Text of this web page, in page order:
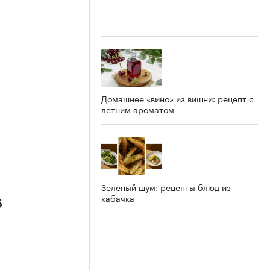
Домашнее «вино» из вишни: рецепт с
летним ароматом
Зеленый шум: рецепты блюд из
кабачка